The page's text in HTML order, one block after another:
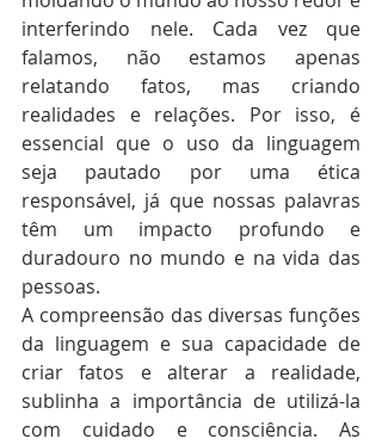
interferindo nele. Cada vez que
falamos, não estamos apenas
relatando fatos, mas criando
realidades e relações. Por isso, é
essencial que o uso da linguagem
seja pautado por uma ética
responsável, já que nossas palavras
têm um impacto profundo e
duradouro no mundo e na vida das
pessoas.
A compreensão das diversas funções
da linguagem e sua capacidade de
criar fatos e alterar a realidade,
sublinha a importância de utilizá-la
com cuidado e consciência. As